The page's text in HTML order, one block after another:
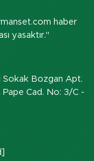
haber
yasaktır."
Sokak Bozgan Apt.
Pape Cad. No: 3/C -